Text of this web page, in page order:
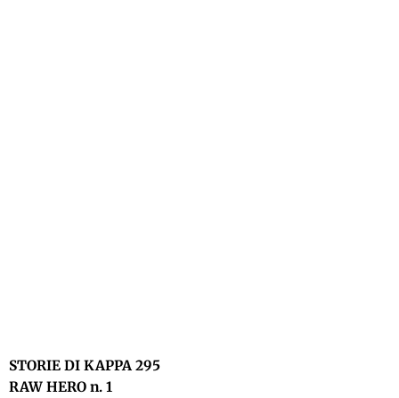
STORIE DI KAPPA 295
RAW HERO n. 1